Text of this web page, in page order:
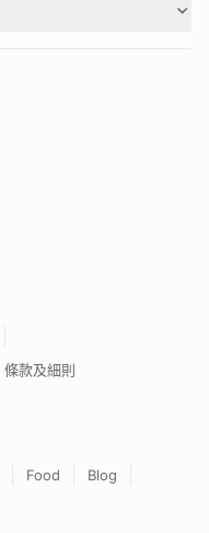
條款及細則
Food
Blog